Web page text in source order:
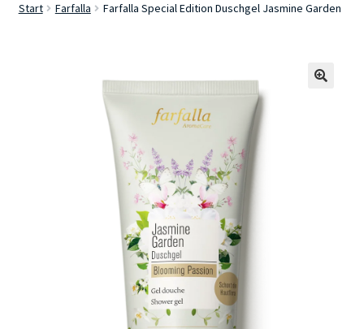
Start Farfalla Farfalla Special Edition Duschgel Jasmine Garden